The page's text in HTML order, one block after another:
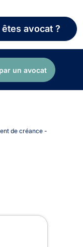
avocat ?
un avocat
de créance - Saisie -